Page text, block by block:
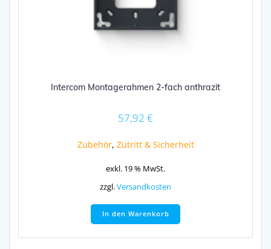
Intercom Montagerahmen 2-fach anthrazit
57,92 €
Zubehör, Zutritt & Sicherheit
exkl. 19 % MwSt.
zzgl.Versandkosten
In den Warenkorb